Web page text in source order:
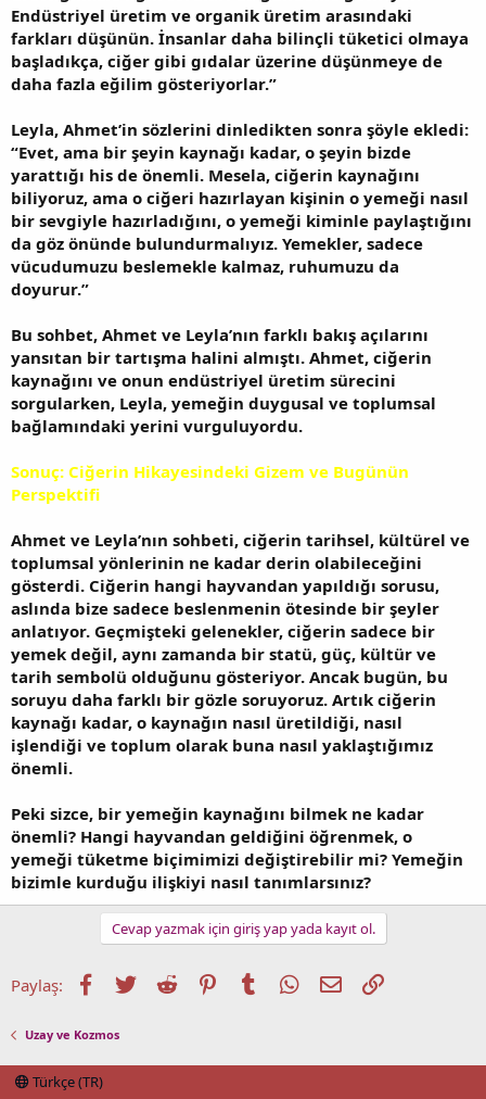
Endüstriyel üretim ve organik üretim arasındaki
farkları düşünün. İnsanlar daha bilinçli tüketici olmaya
başladıkça, ciğer gibi gıdalar üzerine düşünmeye de
daha fazla eğilim gösteriyorlar.”
Leyla, Ahmet’in sözlerini dinledikten sonra şöyle ekledi:
“Evet, ama bir şeyin kaynağı kadar, o şeyin bizde
yarattığı his de önemli. Mesela, ciğerin kaynağını
biliyoruz, ama o ciğeri hazırlayan kişinin o yemeği nasıl
bir sevgiyle hazırladığını, o yemeği kiminle paylaştığını
da göz önünde bulundurmalıyız. Yemekler, sadece
vücudumuzu beslemekle kalmaz, ruhumuzu da
doyurur.”
Bu sohbet, Ahmet ve Leyla’nın farklı bakış açılarını
yansıtan bir tartışma halini almıştı. Ahmet, ciğerin
kaynağını ve onun endüstriyel üretim sürecini
sorgularken, Leyla, yemeğin duygusal ve toplumsal
bağlamındaki yerini vurguluyordu.
Sonuç: Ciğerin Hikayesindeki Gizem ve Bugünün
Perspektifi
Ahmet ve Leyla’nın sohbeti, ciğerin tarihsel, kültürel ve
toplumsal yönlerinin ne kadar derin olabileceğini
gösterdi. Ciğerin hangi hayvandan yapıldığı sorusu,
aslında bize sadece beslenmenin ötesinde bir şeyler
anlatıyor. Geçmişteki gelenekler, ciğerin sadece bir
yemek değil, aynı zamanda bir statü, güç, kültür ve
tarih sembolü olduğunu gösteriyor. Ancak bugün, bu
soruyu daha farklı bir gözle soruyoruz. Artık ciğerin
kaynağı kadar, o kaynağın nasıl üretildiği, nasıl
işlendiği ve toplum olarak buna nasıl yaklaştığımız
önemli.
Peki sizce, bir yemeğin kaynağını bilmek ne kadar
önemli? Hangi hayvandan geldiğini öğrenmek, o
yemeği tüketme biçimimizi değiştirebilir mi? Yemeğin
bizimle kurduğu ilişkiyi nasıl tanımlarsınız?
Cevap yazmak için giriş yap yada kayıt ol.
Paylaş: Facebook
TwitterReddit PinterestTumblrWhatsApp
E-postaLink
Uzay ve Kozmos
Türkçe (TR)